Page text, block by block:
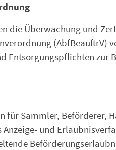
die Überwachung und
(AbfBeauftrV)
Entsorgungspflichten zur
für Sammler, Beförderer,
und